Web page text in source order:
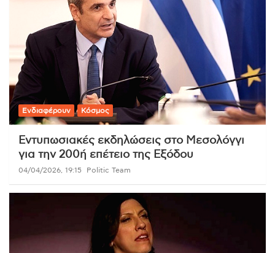
Ενδιαφέρουν Κόσμος
Εντυπωσιακές εκδηλώσεις στο Μεσολόγγι
για την 200ή επέτειο της Εξόδου
04/04/2026, 19:15 Politic Team